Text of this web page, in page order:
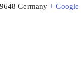
Germany + Google